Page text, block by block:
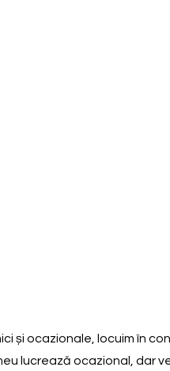
și ocazionale, locuim în
lucrează ocazional,